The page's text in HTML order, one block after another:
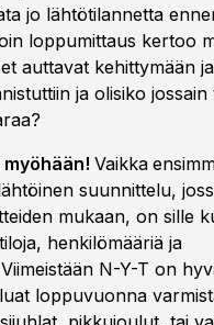
jo lähtötilannetta
loppumittaus kertoo
auttavat kehittymään
ja olisiko jossain
Vaikka
suunnittelu,
mukaan, on sille
henkilömääriä ja
N-Y-T on
loppuvuonna